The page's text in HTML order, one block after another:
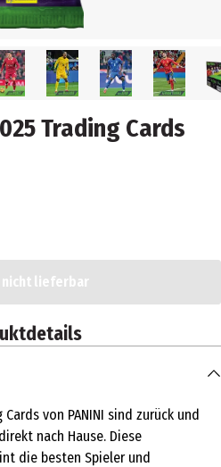
Trading Cards
lieferbar
Cards von PANINI sind zurück und
nach Hause. Diese
die besten Spieler und